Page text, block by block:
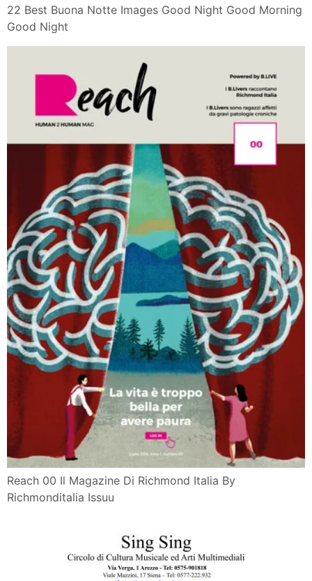
22 Best Buona Notte Images Good Night Good Morning
Good Night
Reach 00 Il Magazine Di Richmond Italia By
Richmonditalia Issuu